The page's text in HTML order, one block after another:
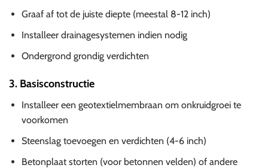
Graaf af tot de juiste diepte (meestal 8-12 inch)
Installeer drainagesystemen indien nodig
Ondergrond grondig verdichten
3. Basisconstructie
Installeer een geotextielmembraan om onkruidgroei te
voorkomen
Steenslag toevoegen en verdichten (4-6 inch)
Betonplaat storten (voor betonnen velden) of andere